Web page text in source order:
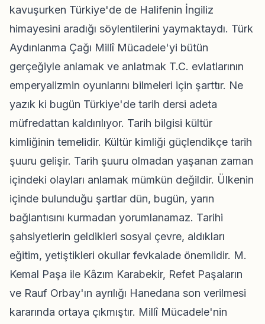
kavuşurken Türkiye'de de Halifenin İngiliz
himayesini aradığı söylentilerini yaymaktaydı. Türk
Aydınlanma Çağı Millî Mücadele'yi bütün
gerçeğiyle anlamak ve anlatmak T.C. evlatlarının
emperyalizmin oyunlarını bilmeleri için şarttır. Ne
yazık ki bugün Türkiye'de tarih dersi adeta
müfredattan kaldırılıyor. Tarih bilgisi kültür
kimliğinin temelidir. Kültür kimliği güçlendikçe tarih
şuuru gelişir. Tarih şuuru olmadan yaşanan zaman
içindeki olayları anlamak mümkün değildir. Ülkenin
içinde bulunduğu şartlar dün, bugün, yarın
bağlantısını kurmadan yorumlanamaz. Tarihi
şahsiyetlerin geldikleri sosyal çevre, aldıkları
eğitim, yetiştikleri okullar fevkalade önemlidir. M.
Kemal Paşa ile Kâzım Karabekir, Refet Paşaların
ve Rauf Orbay'ın ayrılığı Hanedana son verilmesi
kararında ortaya çıkmıştır. Millî Mücadele'nin